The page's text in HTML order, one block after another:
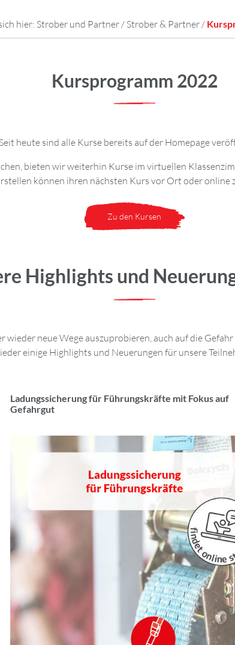
hier: Strober und Partner/ Strober & Partner/
Kursprogramm 2022
heute sind alle Kurse bereits auf der Homepage
bieten wir weiterhin Kurse im virtuellen
können ihren nächsten Kurs vor Ort oder online
Zu den Kursen
Highlights und
neue Wege auszuprobieren, auch auf die
einige Highlights und Neuerungen für unsere
Ladungssicherung für Führungskräfte mit Fokus auf
Gefahrgut